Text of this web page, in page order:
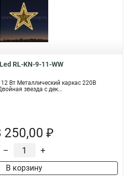
RL-KN-9-11-WW
Вт Металлический каркас 220В
звезда с дек...
250,00 ₽
– +
В корзину